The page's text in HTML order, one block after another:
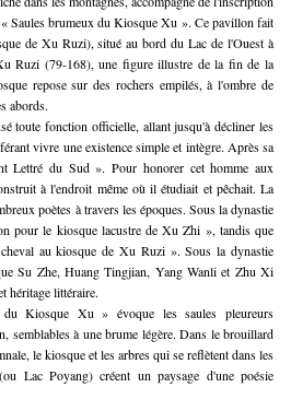
Saules brumeux du Kiosque Xu ». Ce pavillon fait
de Xu Ruzi), situé au bord du Lac de l'Ouest à
Ruzi (79-168), une figure illustre de la fin de la
repose sur des rochers empilés, à l'ombre de
abords.
toute fonction officielle, allant jusqu'à décliner les
vivre une existence simple et intègre. Après sa
Lettré du Sud ». Pour honorer cet homme aux
à l'endroit même où il étudiait et pêchait. La
poètes à travers les époques. Sous la dynastie
pour le kiosque lacustre de Xu Zhi », tandis que
au kiosque de Xu Ruzi ». Sous la dynastie
Su Zhe, Huang Tingjian, Yang Wanli et Zhu Xi
héritage littéraire.
Kiosque Xu » évoque les saules pleureurs
semblables à une brume légère. Dans le brouillard
le kiosque et les arbres qui se reflètent dans les
Lac Poyang) créent un paysage d'une poésie